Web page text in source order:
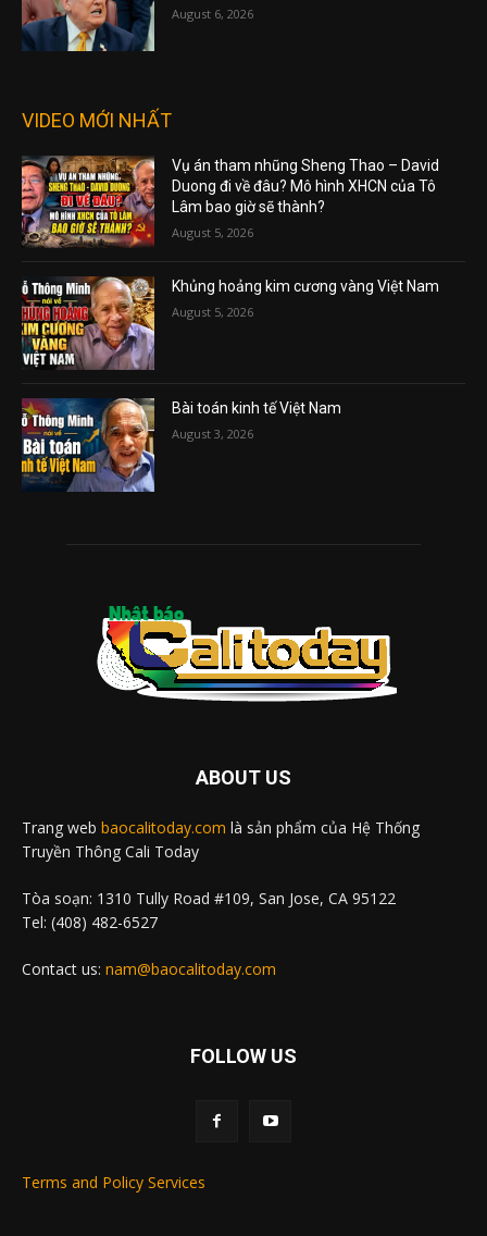
August 6, 2026
VIDEO MỚI NHẤT
Vụ án tham nhũng Sheng Thao – David
Duong đi về đâu? Mô hình XHCN của Tô
Lâm bao giờ sẽ thành?
August 5, 2026
Khủng hoảng kim cương vàng Việt Nam
August 5, 2026
Bài toán kinh tế Việt Nam
August 3, 2026
ABOUT US
Trang web baocalitoday.com là sản phẩm của Hệ Thống
Truyền Thông Cali Today
Tòa soạn: 1310 Tully Road #109, San Jose, CA 95122
Tel: (408) 482-6527
Contact us: nam@baocalitoday.com
FOLLOW US
Terms and Policy Services